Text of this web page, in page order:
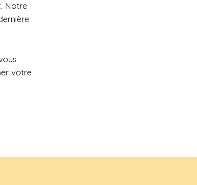
Notre
votre